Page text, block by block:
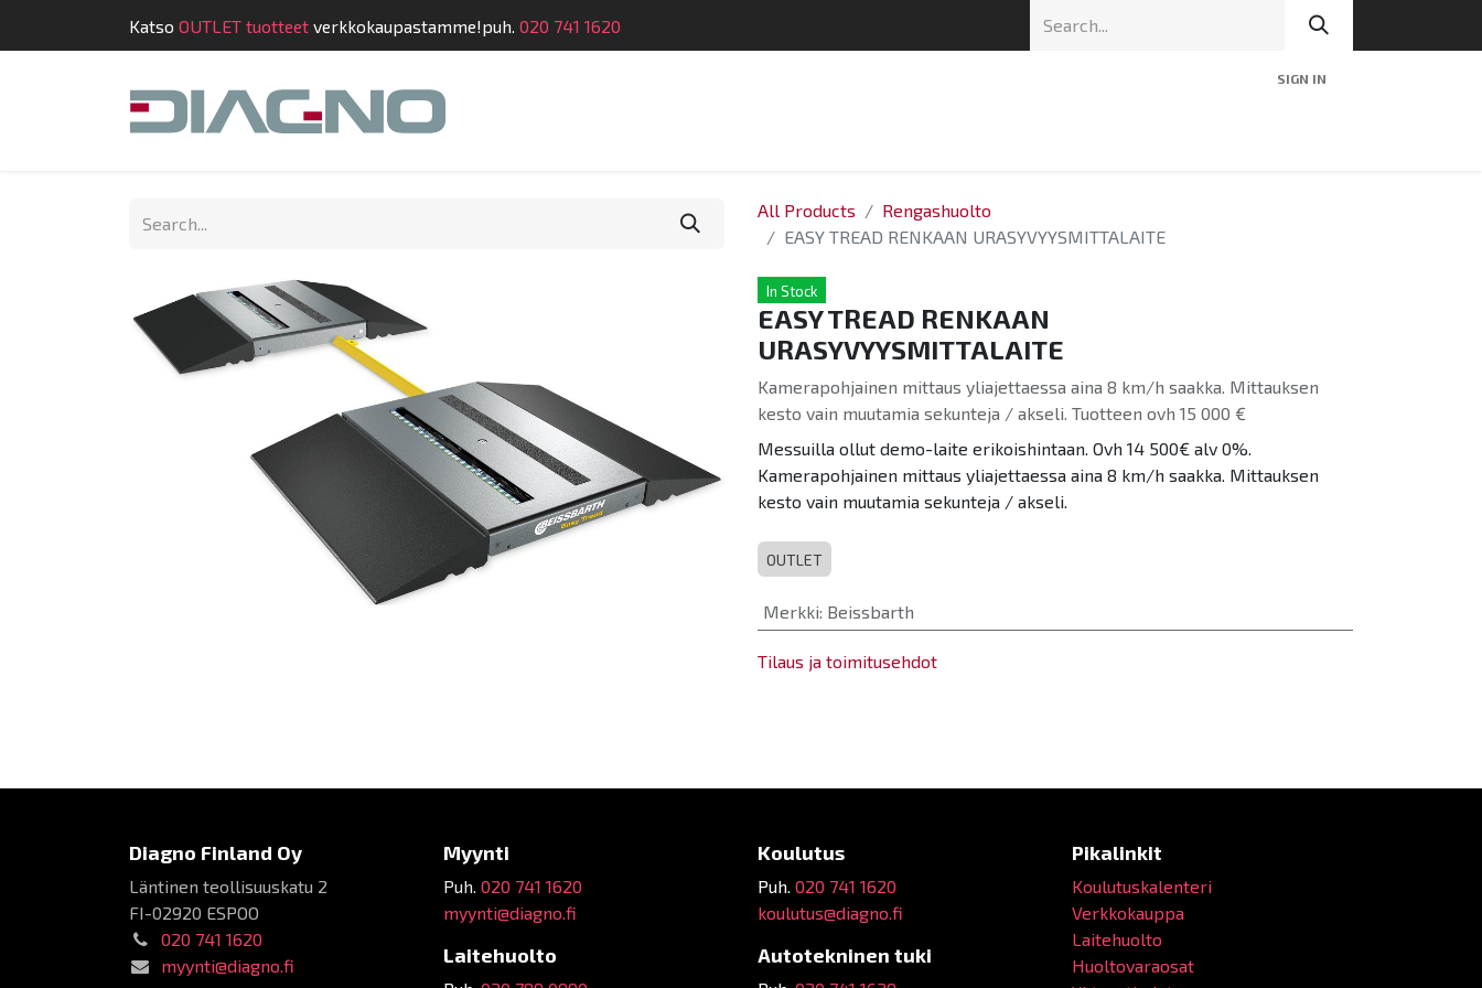
Katso OUTLET tuotteet verkkokaupastamme!puh. 020 741 1620
SIGN IN
Shop
All Products
Rengashuolto
EASY TREAD RENKAAN URASYVYYSMITTALAITE
In Stock
EASY TREAD RENKAAN
URASYVYYSMITTALAITE
Kamerapohjainen mittaus yliajettaessa aina 8 km/h saakka. Mittauksen
kesto vain muutamia sekunteja / akseli. Tuotteen ovh 15 000 €
Messuilla ollut demo-laite erikoishintaan. Ovh 14 500€ alv 0%.
Kamerapohjainen mittaus yliajettaessa aina 8 km/h saakka. Mittauksen
kesto vain muutamia sekunteja / akseli.
OUTLET
Merkki: Beissbarth
Tilaus ja toimitusehdot
Diagno Finland Oy
Läntinen teollisuuskatu 2
FI-02920 ESPOO
020 741 1620
myynti@diagno.fi
Myynti
Puh. 020 741 1620
myynti@diagno.fi
Laitehuolto
Koulutus
Puh. 020 741 1620
koulutus@diagno.fi
Autotekninen tuki
Pikalinkit
Koulutuskalenteri
Verkkokauppa
Laitehuolto
Huoltovaraosat